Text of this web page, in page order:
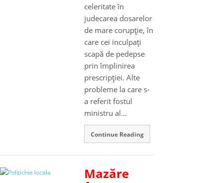
celeritate în
judecarea dosarelor
de mare corupţie, în
care cei inculpaţi
scapă de pedepse
prin împlinirea
prescripţiei. Alte
probleme la care s-
a referit fostul
ministru al...
Continue Reading
Mazăre